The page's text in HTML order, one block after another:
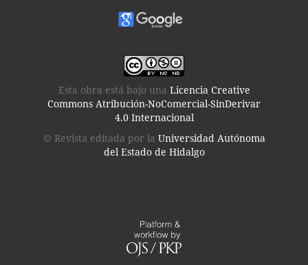
Esta obra está bajo una Licencia Creative
Commons Atribución-NoComercial-SinDerivar
4.0 Internacional
© Revista editada por la Universidad Autónoma
del Estado de Hidalgo